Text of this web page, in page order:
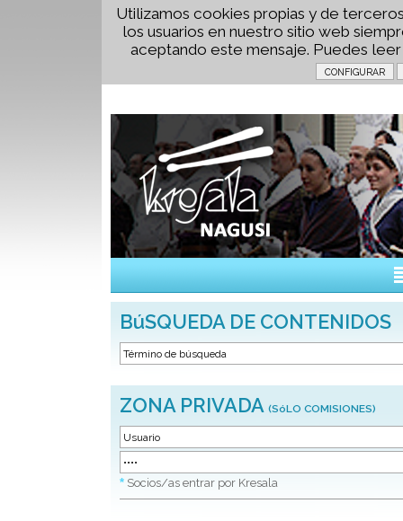
Utilizamos cookies propias y de
los usuarios en nuestro sitio web
aceptando este mensaje. Puedes
BúSQUEDA DE CONTENIDOS
ZONA PRIVADA (SóLO COMISIONES)
* Socios/as entrar por Kresala